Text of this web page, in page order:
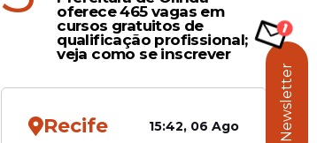
oferece 465 vagas em
cursos gratuitos de
qualificação profissional;
veja como se inscrever
Recife 15:42, 06 Ago Newsletter